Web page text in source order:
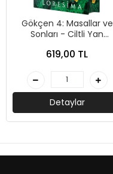
Gökçen 4: Masallar ve
Sonları - Ciltli Yan
Ephesus Yayınları
619,00 TL
Detaylar